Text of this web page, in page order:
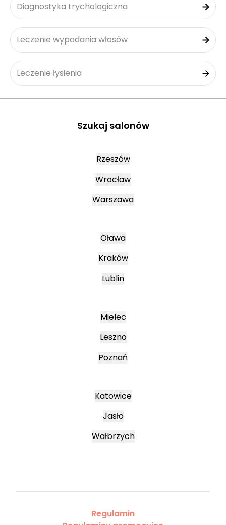
Diagnostyka trychologiczna
Leczenie wypadania włosów
Leczenie łysienia
Szukaj salonów
Rzeszów
Wrocław
Warszawa
Oława
Kraków
Lublin
Mielec
Leszno
Poznań
Katowice
Jasło
Wałbrzych
Regulamin